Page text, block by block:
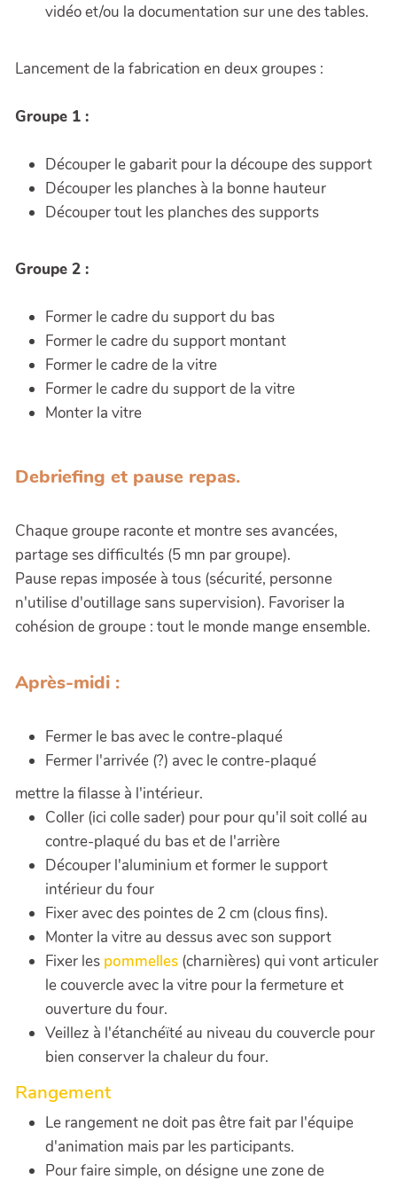
vidéo et/ou la documentation sur une des tables.
Lancement de la fabrication en deux groupes :
Groupe 1 :
Découper le gabarit pour la découpe des support
Découper les planches à la bonne hauteur
Découper tout les planches des supports
Groupe 2 :
Former le cadre du support du bas
Former le cadre du support montant
Former le cadre de la vitre
Former le cadre du support de la vitre
Monter la vitre
Debriefing et pause repas.
Chaque groupe raconte et montre ses avancées,
partage ses difficultés (5 mn par groupe).
Pause repas imposée à tous (sécurité, personne
n'utilise d'outillage sans supervision). Favoriser la
cohésion de groupe : tout le monde mange ensemble.
Après-midi :
Fermer le bas avec le contre-plaqué
Fermer l'arrivée (?) avec le contre-plaqué
mettre la filasse à l'intérieur.
Coller (ici colle sader) pour pour qu'il soit collé au
contre-plaqué du bas et de l'arrière
Découper l'aluminium et former le support
intérieur du four
Fixer avec des pointes de 2 cm (clous fins).
Monter la vitre au dessus avec son support
Fixer les pommelles (charnières) qui vont articuler
le couvercle avec la vitre pour la fermeture et
ouverture du four.
Veillez à l'étanchéïté au niveau du couvercle pour
bien conserver la chaleur du four.
Rangement
Le rangement ne doit pas être fait par l'équipe
d'animation mais par les participants.
Pour faire simple, on désigne une zone de